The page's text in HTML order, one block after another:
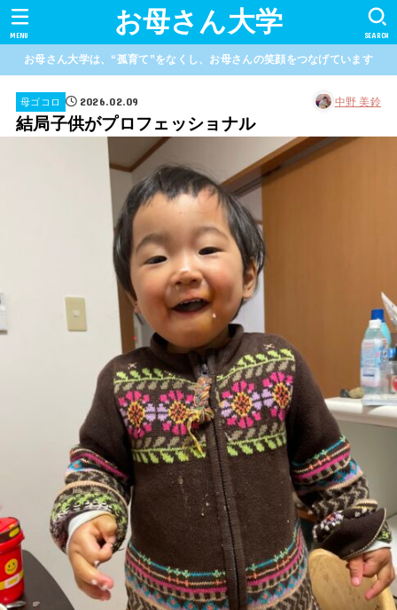
お母さん大学 SEARCH
MENU
お母さん大学は、“孤育て”をなくし、お母さんの笑顔をつなげています
母ゴコロ 2026.02.09 中野 美鈴
結局子供がプロフェッショナル